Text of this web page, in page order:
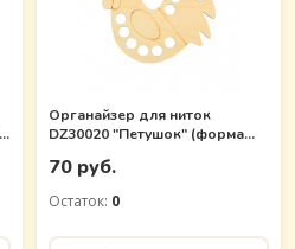
Органайзер для ниток
DZ30020 "Петушок" (форма
70 руб.
Остаток: 0